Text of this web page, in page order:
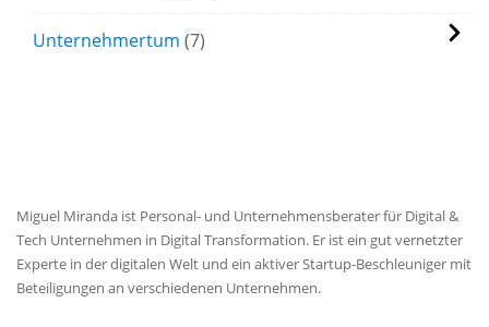
Unternehmertum 7
Miguel Miranda ist Personal- und Unternehmensberater für Digital &
Tech Unternehmen in Digital Transformation. Er ist ein gut vernetzter
Experte in der digitalen Welt und ein aktiver Startup-Beschleuniger mit
Beteiligungen an verschiedenen Unternehmen.